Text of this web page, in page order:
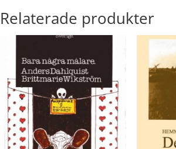
Relaterade produkter